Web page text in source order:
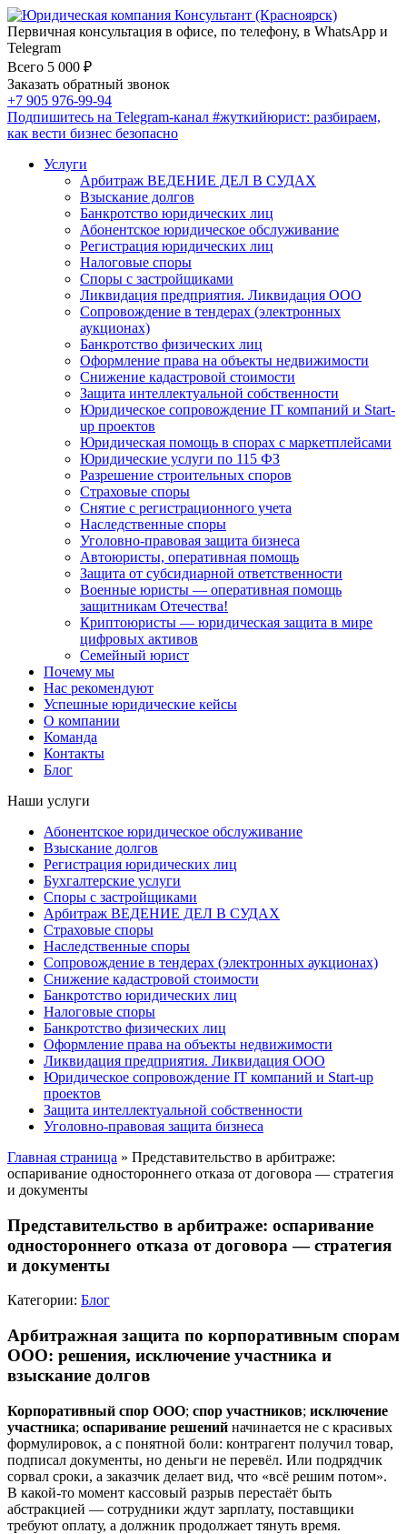
Первичная консультация в офисе, по телефону, в WhatsApp и
Telegram
Всего 5 000 ₽
Заказать обратный звонок
+7 905 976-99-94
Подпишитесь на Telegram-канал #жуткийюрист: разбираем,
как вести бизнес безопасно
Услуги
Арбитраж ВЕДЕНИЕ ДЕЛ В СУДАХ
Взыскание долгов
Банкротство юридических лиц
Абонентское юридическое обслуживание
Регистрация юридических лиц
Налоговые споры
Споры с застройщиками
Ликвидация предприятия. Ликвидация ООО
Сопровождение в тендерах (электронных
аукционах)
Банкротство физических лиц
Оформление права на объекты недвижимости
Снижение кадастровой стоимости
Защита интеллектуальной собственности
Юридическое сопровождение IT компаний и Start-
up проектов
Юридическая помощь в спорах с маркетплейсами
Юридические услуги по 115 ФЗ
Разрешение строительных споров
Страховые споры
Снятие с регистрационного учета
Наследственные споры
Уголовно-правовая защита бизнеса
Автоюристы, оперативная помощь
Защита от субсидиарной ответственности
Военные юристы — оперативная помощь
защитникам Отечества!
Криптоюристы — юридическая защита в мире
цифровых активов
Семейный юрист
Почему мы
Нас рекомендуют
Успешные юридические кейсы
О компании
Команда
Контакты
Блог
Наши услуги
Абонентское юридическое обслуживание
Взыскание долгов
Регистрация юридических лиц
Бухгалтерские услуги
Споры с застройщиками
Арбитраж ВЕДЕНИЕ ДЕЛ В СУДАХ
Страховые споры
Наследственные споры
Сопровождение в тендерах (электронных аукционах)
Снижение кадастровой стоимости
Банкротство юридических лиц
Налоговые споры
Банкротство физических лиц
Оформление права на объекты недвижимости
Ликвидация предприятия. Ликвидация ООО
Юридическое сопровождение IT компаний и Start-up
проектов
Защита интеллектуальной собственности
Уголовно-правовая защита бизнеса
Главная страница » Представительство в арбитраже:
оспаривание одностороннего отказа от договора — стратегия
и документы
Представительство в арбитраже: оспаривание
одностороннего отказа от договора — стратегия
и документы
Категории: Блог
Арбитражная защита по корпоративным спорам
ООО: решения, исключение участника и
взыскание долгов
Корпоративный спор ООО; спор участников; исключение
участника; оспаривание решений начинается не с красивых
формулировок, а с понятной боли: контрагент получил товар,
подписал документы, но деньги не перевёл. Или подрядчик
сорвал сроки, а заказчик делает вид, что «всё решим потом».
В какой-то момент кассовый разрыв перестаёт быть
абстракцией — сотрудники ждут зарплату, поставщики
требуют оплату, а должник продолжает тянуть время.